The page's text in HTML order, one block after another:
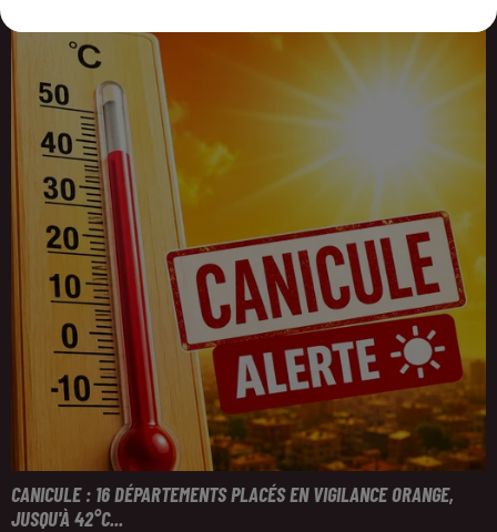
CANICULE : 16 DÉPARTEMENTS PLACÉS EN VIGILANCE ORANGE,
JUSQU'À 42°C...